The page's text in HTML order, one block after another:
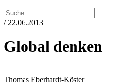
/ 22.06.2013
Global denken
Thomas Eberhardt-Köster